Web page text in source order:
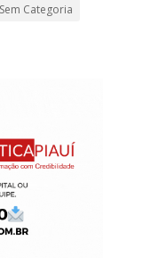
Sem Categoria